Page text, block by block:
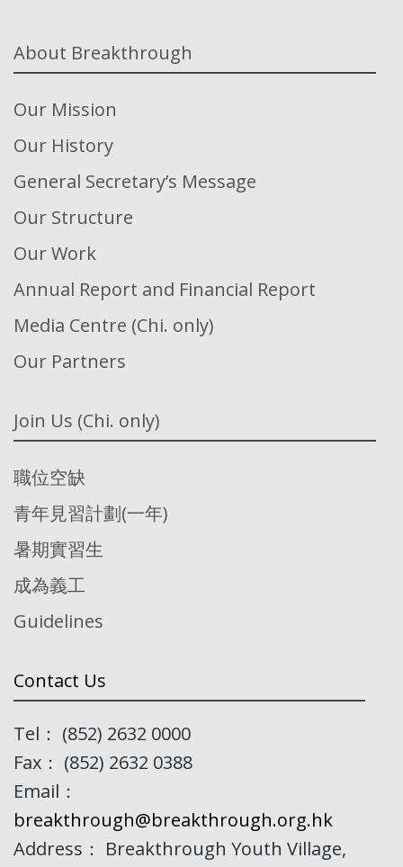
About Breakthrough
Our Mission
Our History
General Secretary’s Message
Our Structure
Our Work
Annual Report and Financial Report
Media Centre (Chi. only)
Our Partners
Join Us (Chi. only)
職位空缺
青年見習計劃(一年)
暑期實習生
成為義工
Guidelines
Contact Us
Tel： (852) 2632 0000
Fax： (852) 2632 0388
Email：
breakthrough@breakthrough.org.hk
Address： Breakthrough Youth Village,